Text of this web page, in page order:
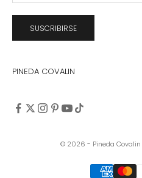
SUSCRIBIRSE
PINEDA COVALIN
© 2026 - Pineda Covalin